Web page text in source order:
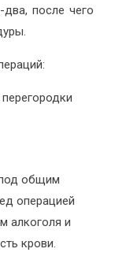
два, после чего
общим
операцией
алкоголя и
крови.